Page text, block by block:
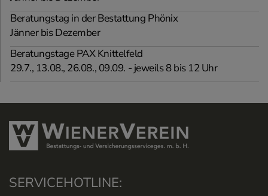
Beratungstag in der Bestattung Phönix
Jänner bis Dezember
Beratungstage PAX Knittelfeld
29.7., 13.08., 26.08., 09.09. - jeweils 8 bis 12 Uhr
SERVICEHOTLINE: